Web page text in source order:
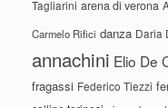
Tagliarini arena di verona
Carmelo Rifici danza Daria
annachini Elio De
fragassi Federico Tiezzi